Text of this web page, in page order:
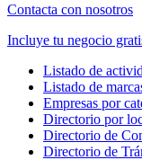
Contacta con nosotros
Incluye tu negocio
Listado de
Listado de
Empresas por
Directorio por
Directorio de
Directorio de